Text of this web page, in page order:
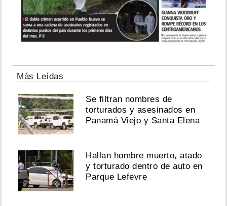
Más Leídas
Se filtran nombres de
torturados y asesinados en
Panamá Viejo y Santa Elena
Hallan hombre muerto, atado
y torturado dentro de auto en
Parque Lefevre